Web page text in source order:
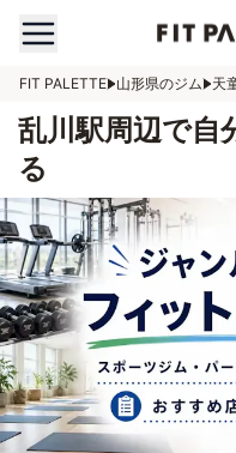
FIT PALETTE 山形県のジム 天
乱川駅周辺で自
る